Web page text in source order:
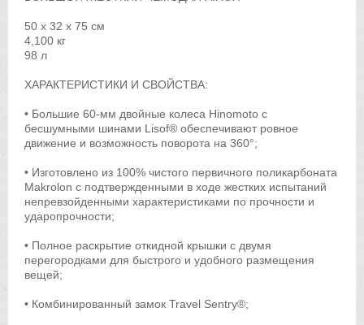
50 x 32 x 75 см
4,100 кг
98 л
ХАРАКТЕРИСТИКИ И СВОЙСТВА:
• Большие 60-мм двойные колеса Hinomoto с
бесшумными шинами Lisof® обеспечивают ровное
движение и возможность поворота на 360°;
• Изготовлено из 100% чистого первичного поликарбоната
Makrolon с подтвержденными в ходе жестких испытаний
непревзойденными характеристиками по прочности и
ударопрочности;
• Полное раскрытие откидной крышки с двумя
перегородками для быстрого и удобного размещения
вещей;
• Комбинированный замок Travel Sentry®;